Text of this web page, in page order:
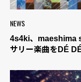
NEWS
4s4ki、maeshima
サリー楽曲をDÉ